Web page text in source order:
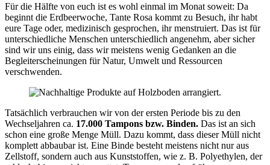
Für die Hälfte von euch ist es wohl einmal im Monat soweit: Da
beginnt die Erdbeerwoche, Tante Rosa kommt zu Besuch, ihr habt
eure Tage oder, medizinisch gesprochen, ihr menstruiert. Das ist für
unterschiedliche Menschen unterschiedlich angenehm, aber sicher
sind wir uns einig, dass wir meistens wenig Gedanken an die
Begleiterscheinungen für Natur, Umwelt und Ressourcen
verschwenden.
Tatsächlich verbrauchen wir von der ersten Periode bis zu den
Wechseljahren ca. 17.000 Tampons bzw. Binden. Das ist an sich
schon eine große Menge Müll. Dazu kommt, dass dieser Müll nicht
komplett abbaubar ist. Eine Binde besteht meistens nicht nur aus
Zellstoff, sondern auch aus Kunststoffen, wie z. B. Polyethylen, der